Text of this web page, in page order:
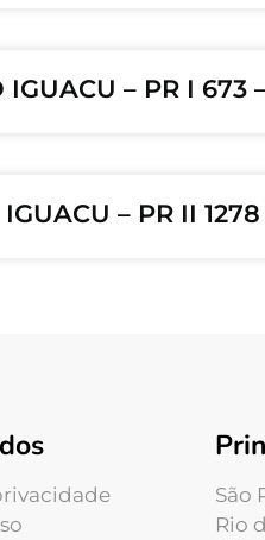
– PR I 673
– PR II
São
Rio